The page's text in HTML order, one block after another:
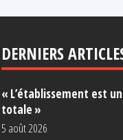
DERNIERS
« L’établissement est
totale »
5 août 2026